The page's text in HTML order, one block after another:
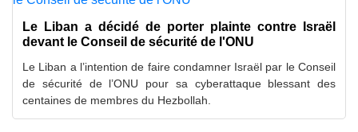
Le Liban a décidé de porter plainte contre Israël
devant le Conseil de sécurité de l'ONU
Le Liban a l’intention de faire condamner Israël par le Conseil
de sécurité de l’ONU pour sa cyberattaque blessant des
centaines de membres du Hezbollah.